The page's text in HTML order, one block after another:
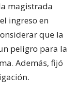
magistrada
ingreso en
que la
peligro para la
Además, fijó